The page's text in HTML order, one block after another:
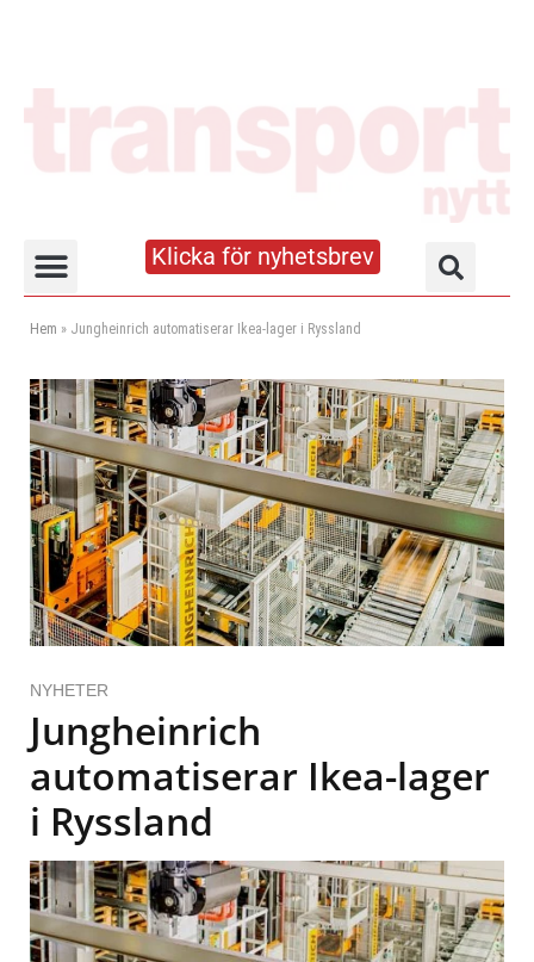
Klicka för nyhetsbrev
Hem » Jungheinrich automatiserar Ikea-lager i Ryssland
NYHETER
Jungheinrich
automatiserar Ikea-lager
i Ryssland